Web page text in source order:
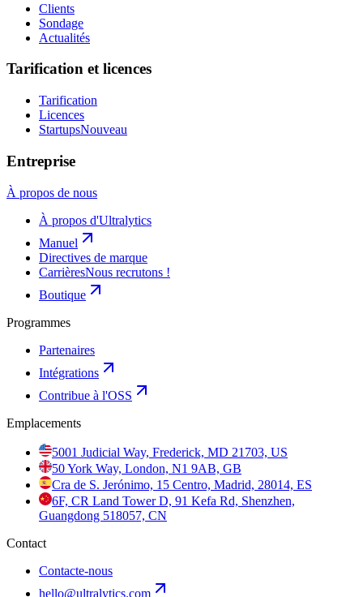
Clients
Sondage
Actualités
Tarification et licences
Tarification
Licences
StartupsNouveau
Entreprise
À propos de nous
À propos d'Ultralytics
Manuel
Directives de marque
CarrièresNous recrutons !
Boutique
Programmes
Partenaires
Intégrations
Contribue à l'OSS
Emplacements
5001 Judicial Way, Frederick, MD 21703, US
50 York Way, London, N1 9AB, GB
Cra de S. Jerónimo, 15 Centro, Madrid, 28014, ES
6F, CR Land Tower D, 91 Kefa Rd, Shenzhen,
Guangdong 518057, CN
Contact
Contacte-nous
hello@ultralytics.com